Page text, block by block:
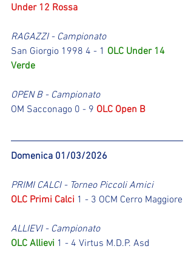
Under 12 Rossa
RAGAZZI - Campionato
San Giorgio 1998 4 - 1 OLC Under 14
Verde
OPEN B - Campionato
OM Sacconago 0 - 9 OLC Open B
Domenica 01/03/2026
PRIMI CALCI - Torneo Piccoli Amici
OLC Primi Calci 1 - 3 OCM Cerro Maggiore
ALLIEVI - Campionato
OLC Allievi 1 - 4 Virtus M.D.P. Asd